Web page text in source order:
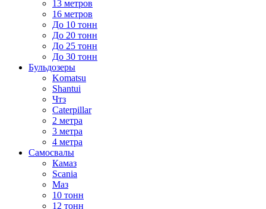
13 метров
16 метров
До 10 тонн
До 20 тонн
До 25 тонн
До 30 тонн
Бульдозеры
Komatsu
Shantui
Чтз
Caterpillar
2 метра
3 метра
4 метра
Самосвалы
Камаз
Scania
Маз
10 тонн
12 тонн